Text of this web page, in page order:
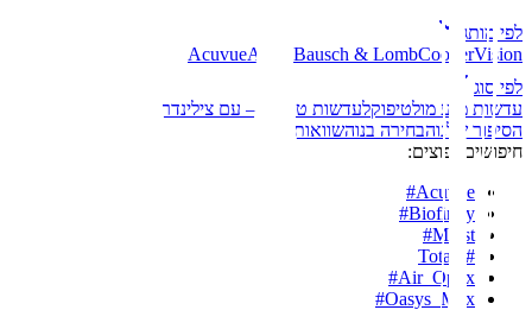
לפי מותג
AcuvueAlcon Bausch & LombCooperVision
לפי סוג
עדשות מגע מולטיפוקלעדשות טוריות – עם צילינדר
הסיפור שלנוהבחירה בנוהשוואות
חיפושים נפוצים:
Acuvue
#
Biofinity
#
Moist
#
Total1 #
Air_Optix
#
Oasys_Max
#